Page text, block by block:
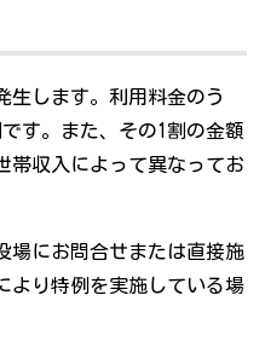
生します。利用料金のう
す。また、その1割の金額
帯収入によって異なってお
場にお問合せまたは直接施
より特例を実施している場